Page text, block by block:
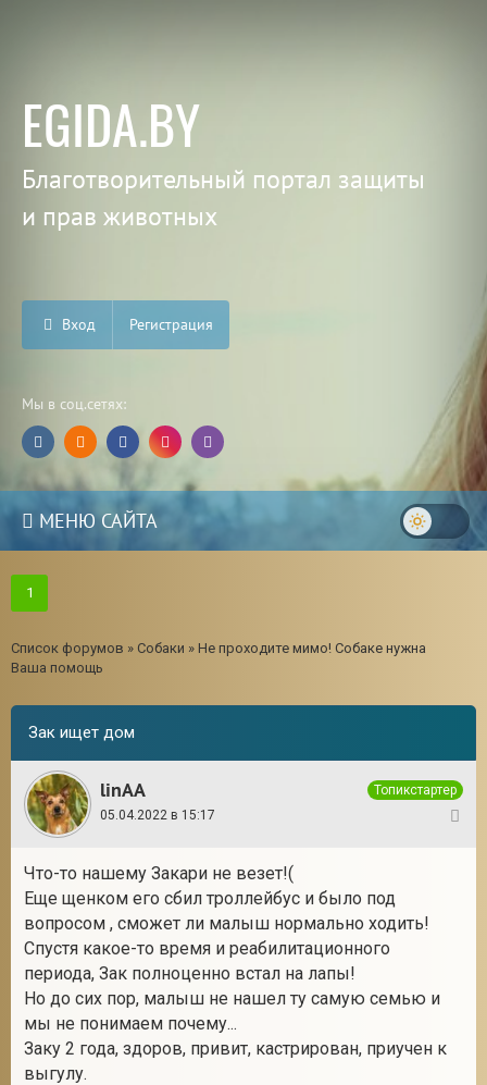
EGIDA.BY
Благотворительный портал защиты
и прав животных
Вход Регистрация
Мы в соц.сетях:
МЕНЮ САЙТА
1
Список форумов » Собаки » Не проходите мимо! Собаке нужна
Ваша помощь
Зак ищет дом
linAA
Топикстартер
05.04.2022 в 15:17
Что-то нашему Закари не везет!(
Еще щенком его сбил троллейбус и было под
вопросом , сможет ли малыш нормально ходить!
Спустя какое-то время и реабилитационного
периода, Зак полноценно встал на лапы!
Но до сих пор, малыш не нашел ту самую семью и
мы не понимаем почему...
Заку 2 года, здоров, привит, кастрирован, приучен к
выгулу.